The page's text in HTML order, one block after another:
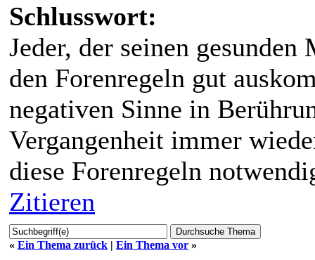
Schlusswort:
Jeder, der seinen
den Forenregeln gut
negativen Sinne in
Vergangenheit immer
diese Forenregeln
Zitieren
« Ein Thema zurück | Ein Thema vor »